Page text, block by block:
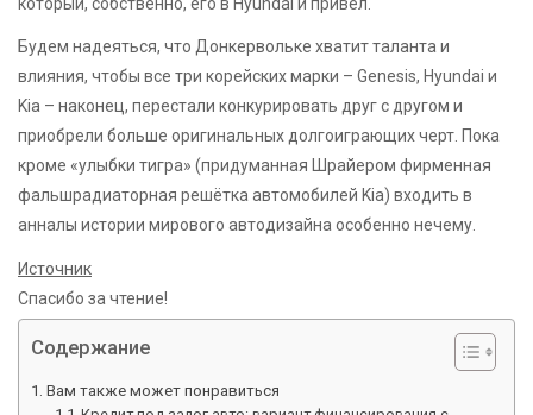
который, собственно, его в Hyundai и привёл.
Будем надеяться, что Донкервольке хватит таланта и
влияния, чтобы все три корейских марки – Genesis, Hyundai и
Kia – наконец, перестали конкурировать друг с другом и
приобрели больше оригинальных долгоиграющих черт. Пока
кроме «улыбки тигра» (придуманная Шрайером фирменная
фальшрадиаторная решётка автомобилей Kia) входить в
анналы истории мирового автодизайна особенно нечему.
Источник
Спасибо за чтение!
Содержание
Вам также может понравиться